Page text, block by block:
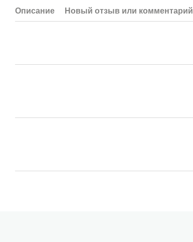
Описание Новый отзыв или комментарий